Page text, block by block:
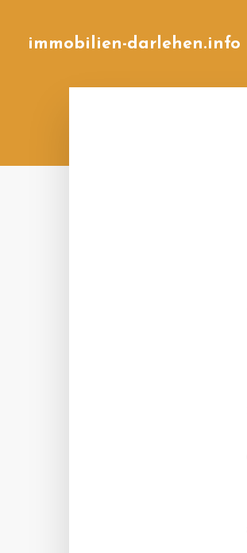
immobilien-darlehen.info